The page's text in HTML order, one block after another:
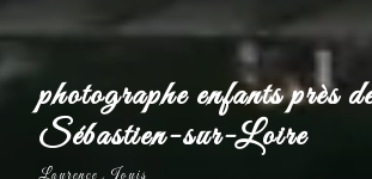
photographe enfants près
Sébastien-sur-Loire
Laurence Jouis